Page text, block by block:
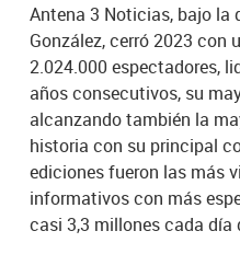
Antena 3 Noticias, bajo la
González, cerró 2023 con
2.024.000 espectadores,
años consecutivos, su
alcanzando también la
historia con su principal
ediciones fueron las más
informativos con más
casi 3,3 millones cada día